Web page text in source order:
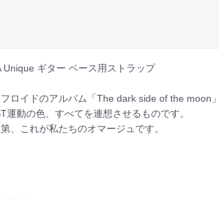
Unique ギター ベース用ストラップ
ロイドのアルバム「The dark side of the moon
運動の色、すべてを連想させるものです。
、これが私たちのオマージュです。